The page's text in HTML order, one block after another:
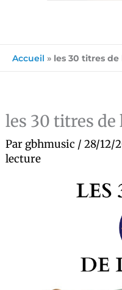
Accueil » les 30 titres de
les 30 titres de
Par gbhmusic /28/12/
lecture